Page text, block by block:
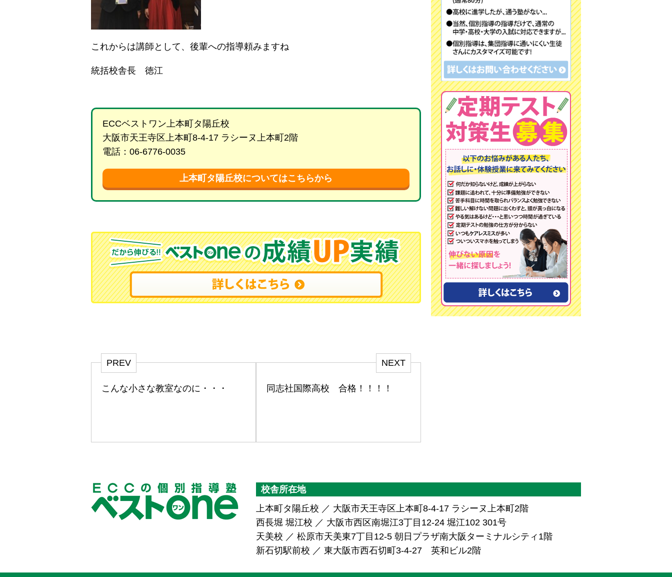
これからは講師として、後輩への指導頼みますね
統括校舎長 徳江
ECCベストワン上本町タ陽丘校
大阪市天王寺区上本町8-4-17 ラシーヌ上本町2階
電話：06-6776-0035
上本町タ陽丘校についてはこちらから
PREV
こんな小さな教室なのに・・・
NEXT
同志社国際高校 合格！！！！
校舎所在地
上本町タ陽丘校 ／ 大阪市天王寺区上本町8-4-17 ラシーヌ上本町2階
西長堀 堀江校 ／ 大阪市西区南堀江3丁目12-24 堀江102 301号
天美校 ／ 松原市天美東7丁目12-5 朝日プラザ南大阪ターミナルシティ1階
新石切駅前校 ／ 東大阪市西石切町3-4-27 英和ビル2階